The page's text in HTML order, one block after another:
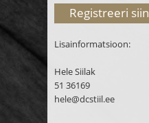
Registreeri siin
Lisainformatsioon:
Hele Siilak
51 36169
hele@dcstiil.ee